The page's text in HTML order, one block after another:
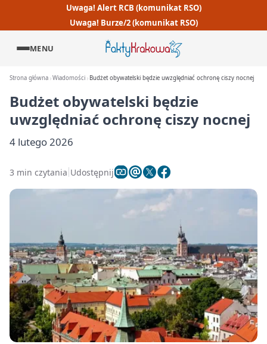
Uwaga! Alert RCB (komunikat RSO)
Uwaga! Burze/2 (komunikat RSO)
MENU
Strona główna Wiadomości Budżet obywatelski będzie uwzględniać ochronę ciszy nocnej
Budżet obywatelski będzie
uwzględniać ochronę ciszy nocnej
4 lutego 2026
3 min czytania Udostępnij